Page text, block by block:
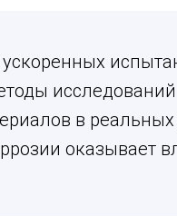
в
оказывает